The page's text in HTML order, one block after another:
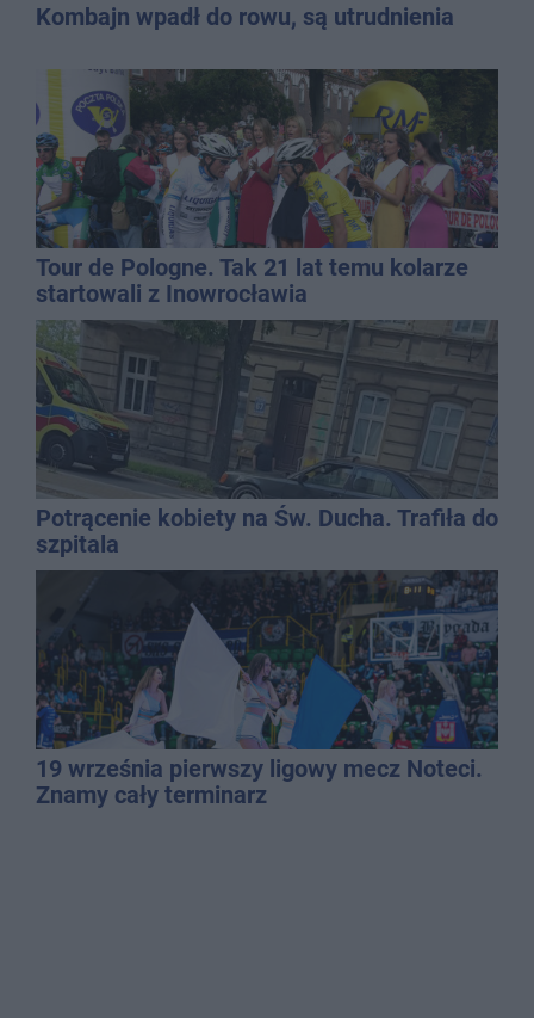
Kombajn wpadł do rowu, są utrudnienia
Tour de Pologne. Tak 21 lat temu kolarze
startowali z Inowrocławia
Potrącenie kobiety na Św. Ducha. Trafiła do
szpitala
19 września pierwszy ligowy mecz Noteci.
Znamy cały terminarz